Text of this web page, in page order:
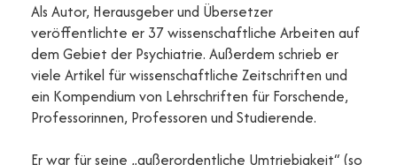
Als Autor, Herausgeber und Übersetzer
veröffentlichte er 37 wissenschaftliche Arbeiten auf
dem Gebiet der Psychiatrie. Außerdem schrieb er
viele Artikel für wissenschaftliche Zeitschriften und
ein Kompendium von Lehrschriften für Forschende,
Professorinnen, Professoren und Studierende.
Er war für seine „außerordentliche Umtriebigkeit“ (so